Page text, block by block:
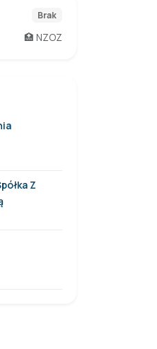
Brak
🏥 NZOZ
Z